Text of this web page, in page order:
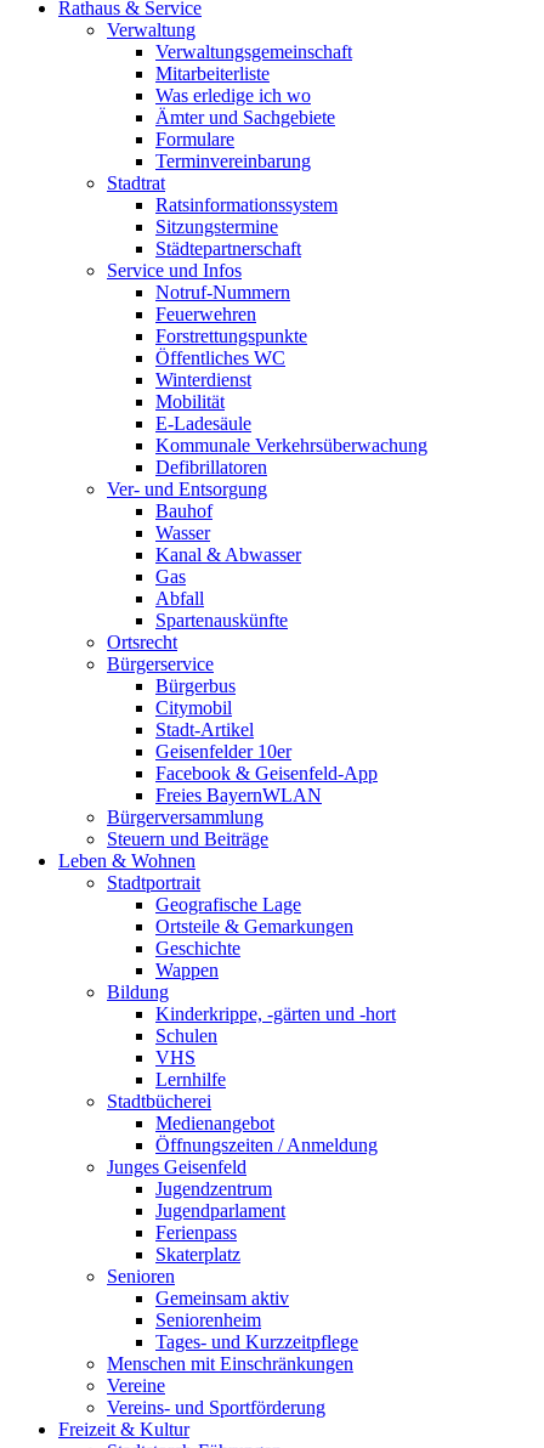
Rathaus & Service
Verwaltung
Verwaltungsgemeinschaft
Mitarbeiterliste
Was erledige ich wo
Ämter und Sachgebiete
Formulare
Terminvereinbarung
Stadtrat
Ratsinformationssystem
Sitzungstermine
Städtepartnerschaft
Service und Infos
Notruf-Nummern
Feuerwehren
Forstrettungspunkte
Öffentliches WC
Winterdienst
Mobilität
E-Ladesäule
Kommunale Verkehrsüberwachung
Defibrillatoren
Ver- und Entsorgung
Bauhof
Wasser
Kanal & Abwasser
Gas
Abfall
Spartenauskünfte
Ortsrecht
Bürgerservice
Bürgerbus
Citymobil
Stadt-Artikel
Geisenfelder 10er
Facebook & Geisenfeld-App
Freies BayernWLAN
Bürgerversammlung
Steuern und Beiträge
Leben & Wohnen
Stadtportrait
Geografische Lage
Ortsteile & Gemarkungen
Geschichte
Wappen
Bildung
Kinderkrippe, -gärten und -hort
Schulen
VHS
Lernhilfe
Stadtbücherei
Medienangebot
Öffnungszeiten / Anmeldung
Junges Geisenfeld
Jugendzentrum
Jugendparlament
Ferienpass
Skaterplatz
Senioren
Gemeinsam aktiv
Seniorenheim
Tages- und Kurzzeitpflege
Menschen mit Einschränkungen
Vereine
Vereins- und Sportförderung
Freizeit & Kultur